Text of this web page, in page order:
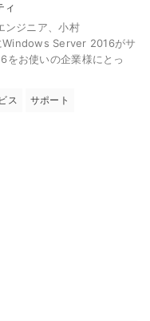
ィ
ンジニア、小村
Windows Server 2016がサ
をお使いの企業様にとっ
ス サポート